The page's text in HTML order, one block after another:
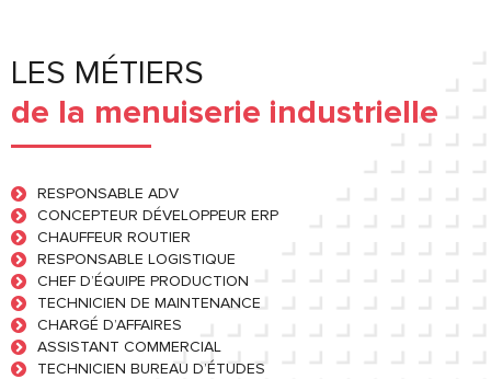
LES MÉTIERS
de la menuiserie industrielle
RESPONSABLE ADV
CONCEPTEUR DÉVELOPPEUR ERP
CHAUFFEUR ROUTIER
RESPONSABLE LOGISTIQUE
CHEF D’ÉQUIPE PRODUCTION
TECHNICIEN DE MAINTENANCE
CHARGÉ D’AFFAIRES
ASSISTANT COMMERCIAL
TECHNICIEN BUREAU D’ÉTUDES